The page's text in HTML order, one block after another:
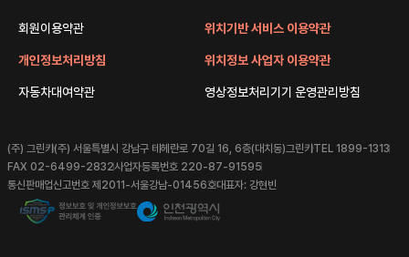
회원이용약관
개인정보처리방침
자동차대여약관
위치기반 서비스 이용약관
위치정보 사업자 이용약관
영상정보처리기기 운영관리방침
(주) 그린카 (주) 서울특별시 강남구 테헤란로 70길 16, 6층(대치동)그린카 TEL 1899-1313
FAX 02-6499-2832사업자등록번호 220-87-91595
통신판매업신고번호 제2011-서울강남-01456호대표자: 강현빈